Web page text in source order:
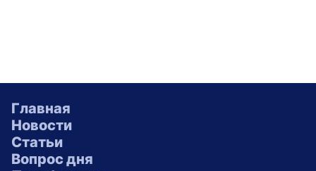
Главная
Новости
Статьи
Вопрос дня